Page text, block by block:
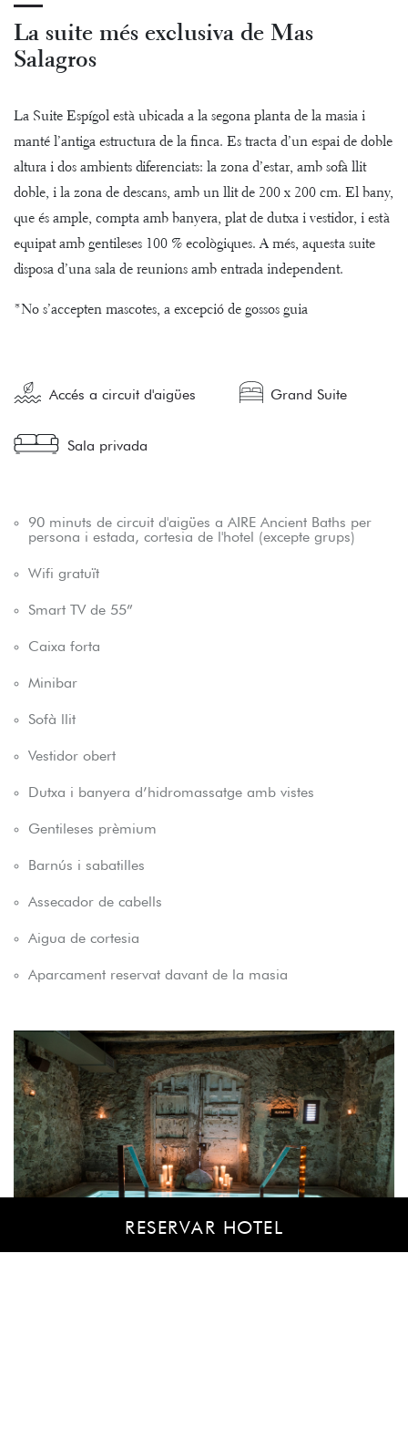
RESERVAR HOTEL
La suite més exclusiva de Mas
Salagros
La Suite Espígol està ubicada a la segona planta de la masia i
manté l’antiga estructura de la finca. Es tracta d’un espai de doble
altura i dos ambients diferenciats: la zona d’estar, amb sofà llit
doble, i la zona de descans, amb un llit de 200 x 200 cm. El bany,
que és ample, compta amb banyera, plat de dutxa i vestidor, i està
equipat amb gentileses 100 % ecològiques. A més, aquesta suite
disposa d’una sala de reunions amb entrada independent.
*No s’accepten mascotes, a excepció de gossos guia
Accés a circuit d'aigües Grand Suite
Sala privada
90 minuts de circuit d'aigües a AIRE Ancient Baths per
persona i estada, cortesia de l'hotel (excepte grups)
Wifi gratuït
Smart TV de 55”
Caixa forta
Minibar
Sofà llit
Vestidor obert
Dutxa i banyera d’hidromassatge amb vistes
Gentileses prèmium
Barnús i sabatilles
Assecador de cabells
Aigua de cortesia
Aparcament reservat davant de la masia